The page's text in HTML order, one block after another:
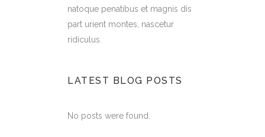
natoque penatibus et magnis dis
part urient montes, nascetur
ridiculus.
LATEST BLOG POSTS
No posts were found.